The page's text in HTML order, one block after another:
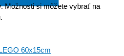
Možnosti si môžete vybrať na